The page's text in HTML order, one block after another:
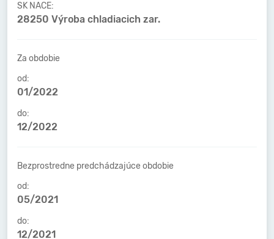
SK NACE:
28250 Výroba chladiacich zar.
Za obdobie
od:
01/2022
do:
12/2022
Bezprostredne predchádzajúce obdobie
od:
05/2021
do:
12/2021